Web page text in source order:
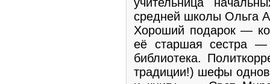
средней школы Ольга
Хороший подарок —
её cтаршая сестра —
библиотека.
традиции!) шефы